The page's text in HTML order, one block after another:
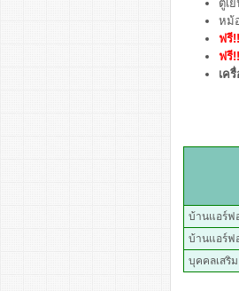
ตู้เ
หม้
ฟรี
ฟรี
เค
บ้านแอร์ฟ
บ้านแอร์ฟ
บุคคลเสริม